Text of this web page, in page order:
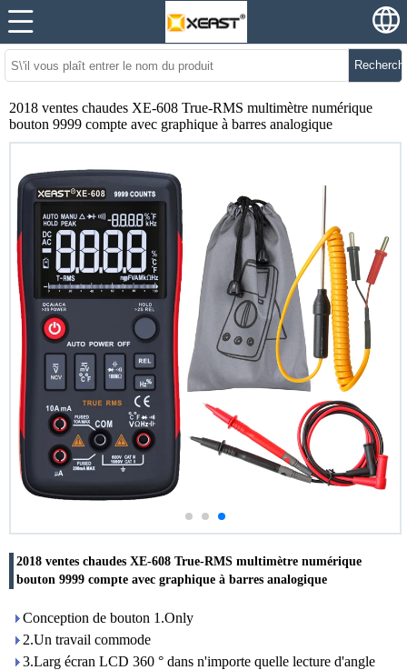
2018 ventes chaudes XE-608 True-RMS multimètre numérique
bouton 9999 compte avec graphique à barres analogique
2018 ventes chaudes XE-608 True-RMS multimètre numérique
bouton 9999 compte avec graphique à barres analogique
Conception de bouton 1.Only
2.Un travail commode
3.Larg écran LCD 360 ° dans n'importe quelle lecture d'angle